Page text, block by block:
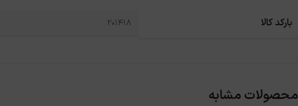
بارکد کالا 201418
محصولات مشابه